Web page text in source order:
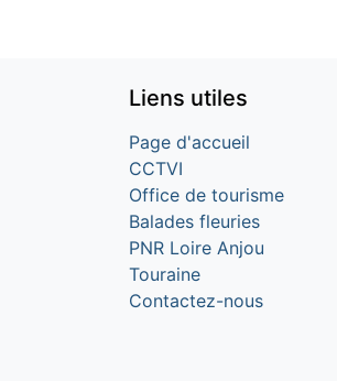
Liens utiles
Page d'accueil
CCTVI
Office de tourisme
Balades fleuries
PNR Loire Anjou
Touraine
Contactez-nous